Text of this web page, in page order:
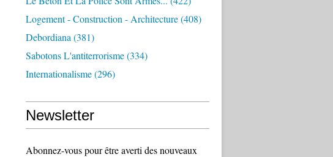
Logement - Construction - Architecture(408)
Debordiana (381)
Sabotons L'antiterrorisme(334)
Internationalisme(296)
Newsletter
Abonnez-vous pour être averti des nouveaux